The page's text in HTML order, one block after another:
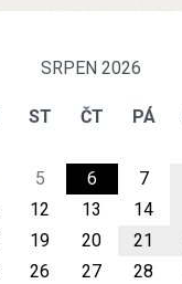
SRPEN 2026
ST ČT PÁ
5 6 7
12 13 14
19 20 21
26 27 28